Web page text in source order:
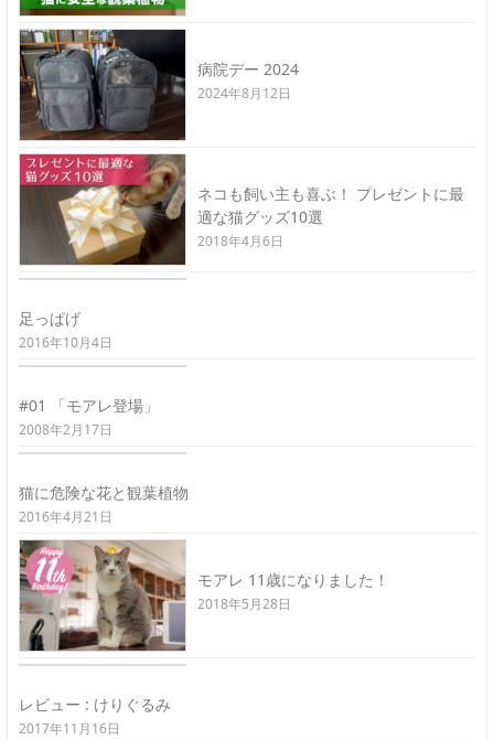
病院デー 2024
2024年8月12日
ネコも飼い主も喜ぶ！ プレゼントに最
適な猫グッズ10選
2018年4月6日
足っぱげ
2016年10月4日
#01 「モアレ登場」
2008年2月17日
猫に危険な花と観葉植物
2016年4月21日
モアレ 11歳になりました！
2018年5月28日
レビュー : けりぐるみ
2017年11月16日